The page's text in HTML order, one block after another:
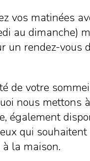
vos matinées
au dimanche)
un rendez-vous
de votre
nous mettons
également
qui
à la maison.